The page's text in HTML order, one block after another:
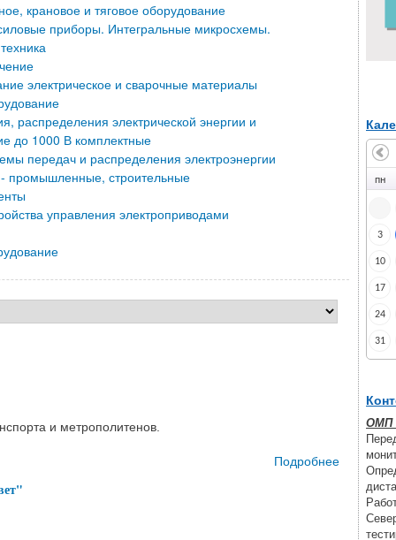
крановое и тяговое оборудование
приборы. Интегральные микросхемы.
электрическое и сварочные материалы
распределения электрической энергии и
до 1000 В комплектные
передач и распределения электроэнергии
промышленные, строительные
управления электроприводами
и метрополитенов.
Подробнее
о
пн
3
10
17
24
31
ОМП